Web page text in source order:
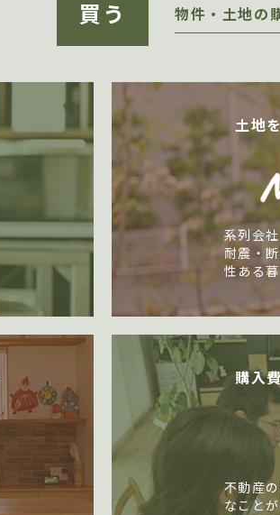
買う 物件・土地の
土地
系列会
耐震・
性ある
購入
不動産
なこと